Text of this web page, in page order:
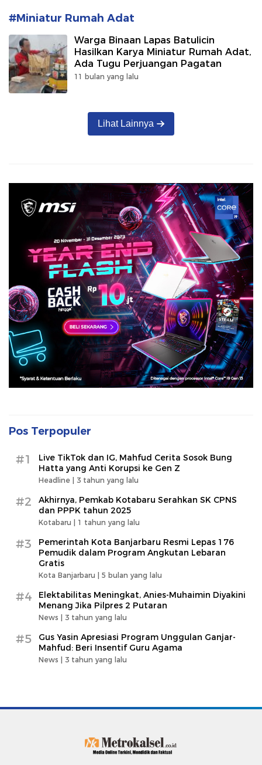
#Miniatur Rumah Adat
Warga Binaan Lapas Batulicin
Hasilkan Karya Miniatur Rumah Adat,
Ada Tugu Perjuangan Pagatan
11 bulan yang lalu
Lihat Lainnya
Pos Terpopuler
#1
Live TikTok dan IG, Mahfud Cerita Sosok Bung
Hatta yang Anti Korupsi ke Gen Z
Headline | 3 tahun yang lalu
#2
Akhirnya, Pemkab Kotabaru Serahkan SK CPNS
dan PPPK tahun 2025
Kotabaru | 1 tahun yang lalu
#3
Pemerintah Kota Banjarbaru Resmi Lepas 176
Pemudik dalam Program Angkutan Lebaran
Gratis
Kota Banjarbaru | 5 bulan yang lalu
#4
Elektabilitas Meningkat, Anies-Muhaimin Diyakini
Menang Jika Pilpres 2 Putaran
News | 3 tahun yang lalu
#5
Gus Yasin Apresiasi Program Unggulan Ganjar-
Mahfud: Beri Insentif Guru Agama
News | 3 tahun yang lalu